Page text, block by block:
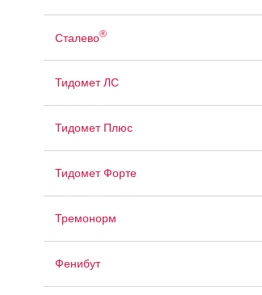
Сталево®
Тидомет ЛС
Тидомет Плюс
Тидомет Форте
Тремонорм
Фенибут